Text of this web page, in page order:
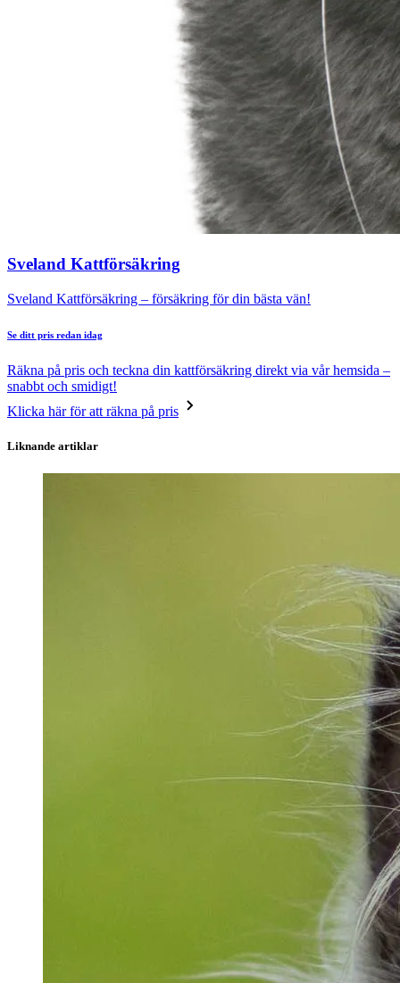
Sveland Kattförsäkring
Sveland Kattförsäkring – försäkring för din bästa vän!
Se ditt pris redan idag
Räkna på pris och teckna din kattförsäkring direkt via vår hemsida –
snabbt och smidigt!
Klicka här för att räkna på pris
Liknande artiklar